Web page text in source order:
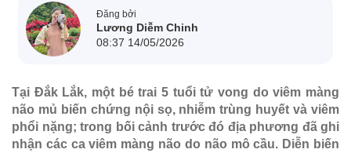
Đăng bởi
Lương Diễm Chinh
08:37 14/05/2026
Tại Đắk Lắk, một bé trai 5 tuổi tử vong do viêm màng
não mủ biến chứng nội sọ, nhiễm trùng huyết và viêm
phổi nặng; trong bối cảnh trước đó địa phương đã ghi
nhận các ca viêm màng não do não mô cầu. Diễn biến